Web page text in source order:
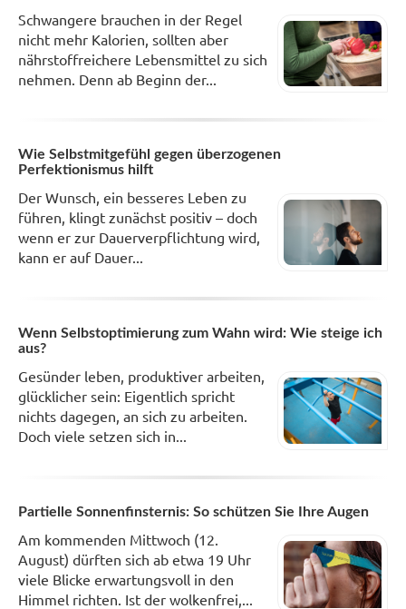
Schwangere brauchen in der Regel
nicht mehr Kalorien, sollten aber
nährstoffreichere Lebensmittel zu sich
nehmen. Denn ab Beginn der...
Wie Selbstmitgefühl gegen überzogenen
Perfektionismus hilft
Der Wunsch, ein besseres Leben zu
führen, klingt zunächst positiv – doch
wenn er zur Dauerverpflichtung wird,
kann er auf Dauer...
Wenn Selbstoptimierung zum Wahn wird: Wie steige ich
aus?
Gesünder leben, produktiver arbeiten,
glücklicher sein: Eigentlich spricht
nichts dagegen, an sich zu arbeiten.
Doch viele setzen sich in...
Partielle Sonnenfinsternis: So schützen Sie Ihre Augen
Am kommenden Mittwoch (12.
August) dürften sich ab etwa 19 Uhr
viele Blicke erwartungsvoll in den
Himmel richten. Ist der wolkenfrei,...